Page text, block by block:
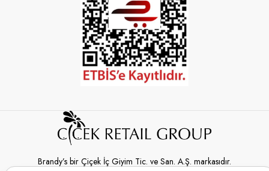
Brandy’s bir Çiçek İç Giyim Tic. ve San. A.Ş. markasıdır.